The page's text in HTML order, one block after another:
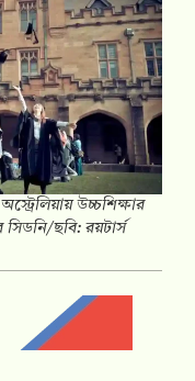
উচ্চশিক্ষার
ছবি: রয়টার্স